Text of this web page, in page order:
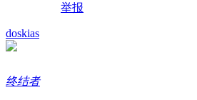
举报
doskias
终结者